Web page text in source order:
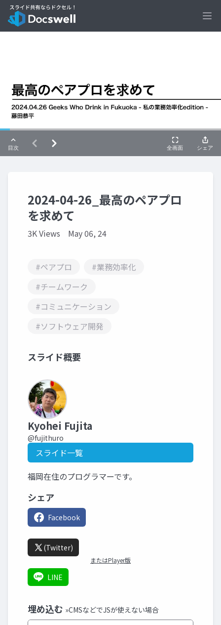
2024-04-26_最高のペアプロ
を求めて
3K Views May 06, 24
#ペアプロ
#業務効率化
#チームワーク
#コミュニケーション
#ソフトウェア開発
スライド概要
Kyohei Fujita
@fujithuro
スライド一覧
福岡在住のプログラマーです。
シェア
Facebook
(Twitter)
またはPlayer版
LINE
埋め込む »CMSなどでJSが使えない場合